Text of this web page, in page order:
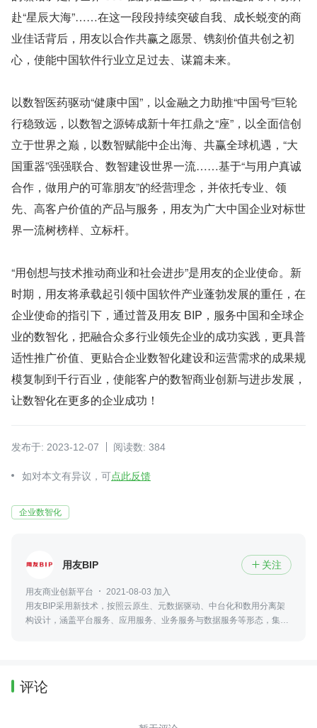
赴“星辰大海”……在这一段段持续突破自我、成长蜕变的商
业佳话背后，用友以合作共赢之愿景、镌刻价值共创之初
心，使能中国软件行业立足过去、谋篇未来。
以数智医药驱动“健康中国”，以金融之力助推“中国号”巨轮
行稳致远，以数智之源铸成新十年扛鼎之“座”，以全面信创
立于世界之巅，以数智赋能中企出海、共赢全球机遇，“大
国重器”强强联合、数智建设世界一流……基于“与用户真诚
合作，做用户的可靠朋友”的经营理念，并依托专业、领
先、高客户价值的产品与服务，用友为广大中国企业对标世
界一流树榜样、立标杆。
“用创想与技术推动商业和社会进步”是用友的企业使命。新
时期，用友将承载起引领中国软件产业蓬勃发展的重任，在
企业使命的指引下，通过普及用友 BIP，服务中国和全球企
业的数智化，把融合众多行业领先企业的成功实践，更具普
适性推广价值、更贴合企业数智化建设和运营需求的成果规
模复制到千行百业，使能客户的数智商业创新与进步发展，
让数智化在更多的企业成功！
发布于: 2023-12-07 阅读数: 384
如对本文有异议，可点此反馈
企业数智化
用友BIP  关注
用友商业创新平台
2021-08-03 加入
用友BIP采用新技术，按照云原生、元数据驱动、中台化和数用分离架
构设计，涵盖平台服务、应用服务、业务服务与数据服务等形态，集工
评论